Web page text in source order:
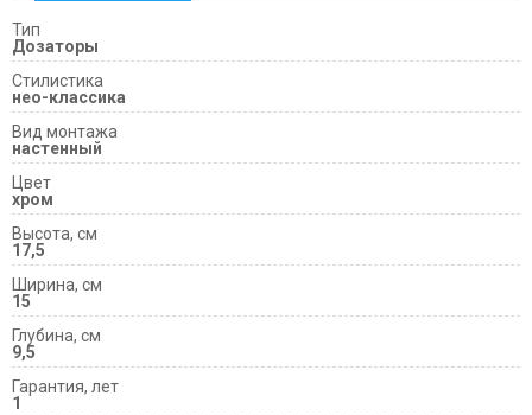
Тип
Дозаторы
Cтилистика
нео-классика
Вид монтажа
настенный
Цвет
хром
Высота, см
17,5
Ширина, см
15
Глубина, см
9,5
Гарантия, лет
1